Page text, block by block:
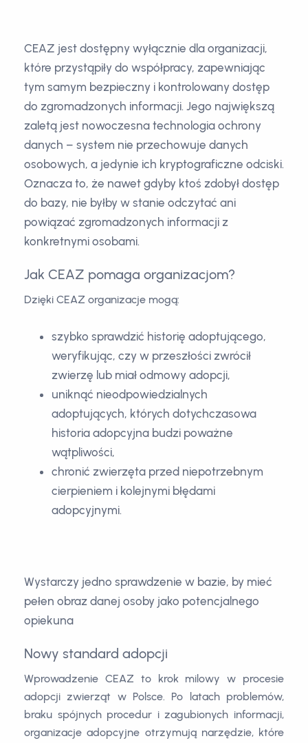
CEAZ jest dostępny wyłącznie dla organizacji,
które przystąpiły do współpracy, zapewniając
tym samym bezpieczny i kontrolowany dostęp
do zgromadzonych informacji. Jego największą
zaletą jest nowoczesna technologia ochrony
danych – system nie przechowuje danych
osobowych, a jedynie ich kryptograficzne odciski.
Oznacza to, że nawet gdyby ktoś zdobył dostęp
do bazy, nie byłby w stanie odczytać ani
powiązać zgromadzonych informacji z
konkretnymi osobami.
Jak CEAZ pomaga organizacjom?
Dzięki CEAZ organizacje mogą:
szybko sprawdzić historię adoptującego,
weryfikując, czy w przeszłości zwrócił
zwierzę lub miał odmowy adopcji,
uniknąć nieodpowiedzialnych
adoptujących, których dotychczasowa
historia adopcyjna budzi poważne
wątpliwości,
chronić zwierzęta przed niepotrzebnym
cierpieniem i kolejnymi błędami
adopcyjnymi.
Wystarczy jedno sprawdzenie w bazie, by mieć
pełen obraz danej osoby jako potencjalnego
opiekuna
Nowy standard adopcji
Wprowadzenie CEAZ to krok milowy w procesie
adopcji zwierząt w Polsce. Po latach problemów,
braku spójnych procedur i zagubionych informacji,
organizacje adopcyjne otrzymują narzędzie, które